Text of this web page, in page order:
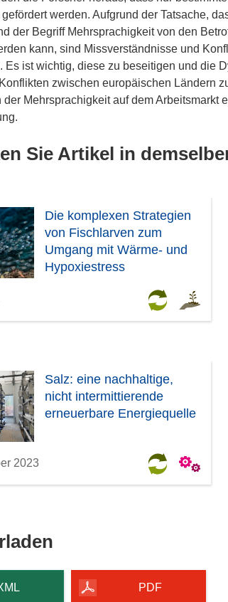
werden. Aufgrund der Tatsache,
der Begriff Mehrsprachigkeit von den
kann, sind Missverständnisse und
Es ist wichtig, diese zu beseitigen und die
zwischen europäischen Ländern
Mehrsprachigkeit auf dem Arbeitsmarkt
Sie Artikel in
Die komplexen Strategien
von Fischlarven zum
Umgang mit Wärme- und
Hypoxiestress
Salz: eine nachhaltige,
nicht intermittierende
erneuerbare Energiequelle
2023
PDF